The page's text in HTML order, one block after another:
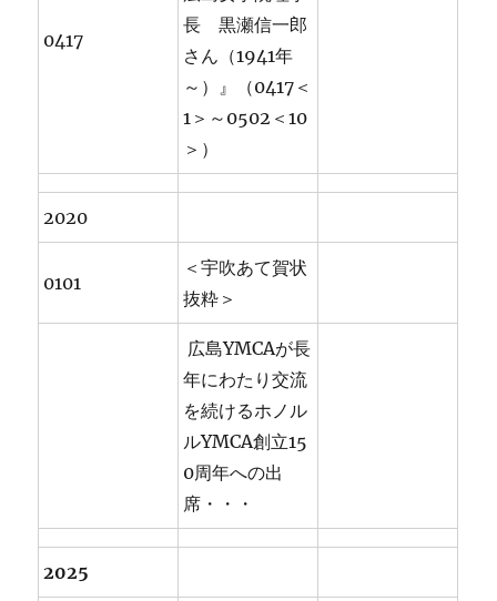
0417
長 黒瀬信一郎
さん（1941年
～）』（0417＜
1＞～0502＜10
＞）
2020
0101
＜宇吹あて賀状
抜粋＞
広島YMCAが長
年にわたり交流
を続けるホノル
ルYMCA創立15
0周年への出
席・・・
2025